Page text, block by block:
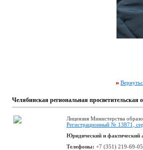
Челябинская региональная просветительская
Лицензия Министерства
Регистрационный № 13871,
Юридический и фактический
Телефоны: +7 (351) 219-69-